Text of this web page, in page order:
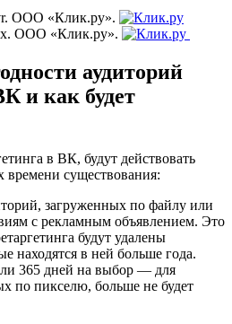
ООО «Клик.ру».
ООО «Клик.ру».
аудиторий
и как будет
в ВК, будут действовать
существования:
загруженных по файлу или
с рекламным объявлением. Это
будут удалены
находятся в ней больше года.
365 дней на выбор — для
по пикселю, больше не будет